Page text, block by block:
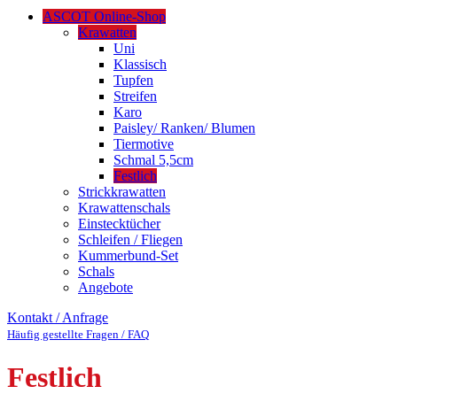
ASCOT Online-Shop
Krawatten
Uni
Klassisch
Tupfen
Streifen
Karo
Paisley/ Ranken/ Blumen
Tiermotive
Schmal 5,5cm
Festlich
Strickkrawatten
Krawattenschals
Einstecktücher
Schleifen / Fliegen
Kummerbund-Set
Schals
Angebote
Kontakt / Anfrage
Häufig gestellte Fragen / FAQ
Festlich